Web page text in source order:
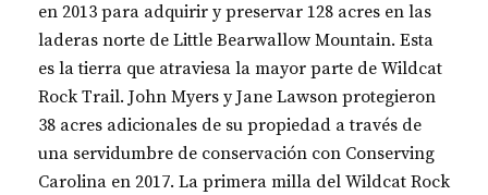
en 2013 para adquirir y preservar 128 acres en las
laderas norte de Little Bearwallow Mountain. Esta
es la tierra que atraviesa la mayor parte de Wildcat
Rock Trail. John Myers y Jane Lawson protegieron
38 acres adicionales de su propiedad a través de
una servidumbre de conservación con Conserving
Carolina en 2017. La primera milla del Wildcat Rock